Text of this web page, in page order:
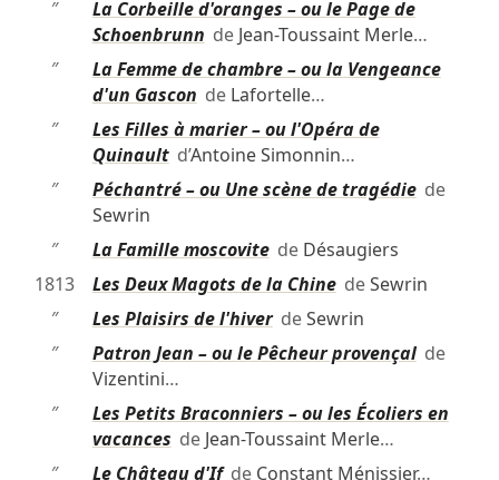
″
La Corbeille d'oranges – ou le Page de
Schoenbrunn de Jean-Toussaint Merle…
″
La Femme de chambre – ou la Vengeance
d'un Gascon de Lafortelle…
″
Les Filles à marier – ou l'Opéra de
Quinaultd’Antoine Simonnin…
″
Péchantré – ou Une scène de tragédiede
Sewrin
″
La Famille moscovitede Désaugiers
1813
Les Deux Magots de la ChinedeSewrin
″
Les Plaisirs de l'hiverdeSewrin
″
Patron Jean – ou le Pêcheur provençalde
Vizentini…
″
Les Petits Braconniers – ou les Écoliers en
vacances de Jean-Toussaint Merle…
″
Le Château d'Ifde Constant Ménissier…